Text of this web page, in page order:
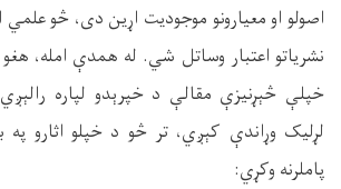
اصولو او معیارونو موجودیت اړین دی، څو
نشریاتو اعتبار وساتل شي. له همدې امله، هغو
خپلې څېړنیزې مقالې د خپرېدو لپاره
لړلیک وړاندې کېږي، تر څو د خپلو اثارو په
پاملرنه وکړي: